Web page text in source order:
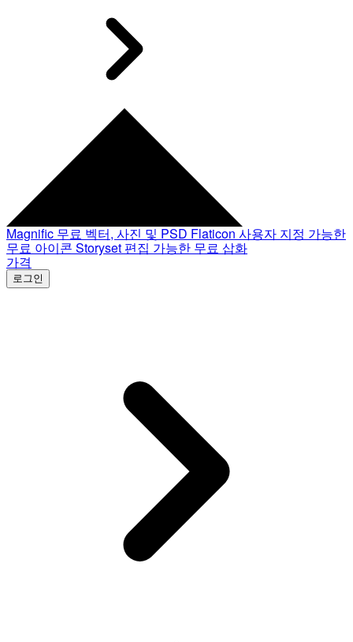
Magnific 무료 벡터, 사진 및 PSD Flaticon 사용자 지정 가능한
무료 아이콘 Storyset 편집 가능한 무료 삽화
가격
로그인